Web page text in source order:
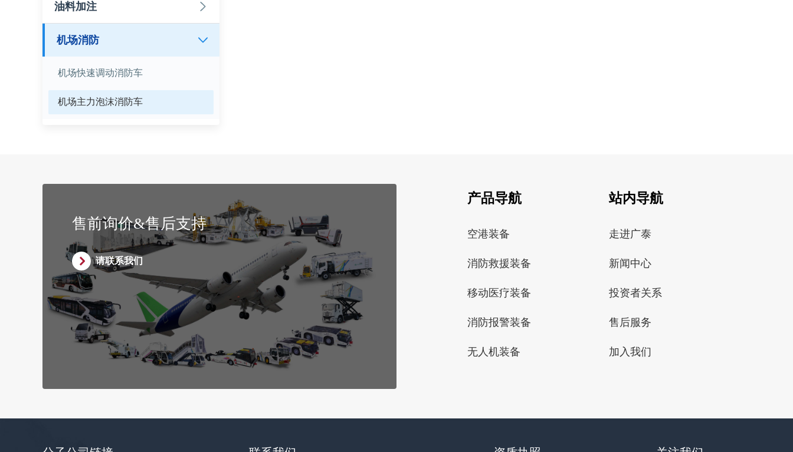
油料加注
机场消防
机场快速调动消防车
机场主力泡沫消防车
售前询价&售后支持
请联系我们
产品导航
空港装备
消防救援装备
移动医疗装备
消防报警装备
无人机装备
站内导航
走进广泰
新闻中心
投资者关系
售后服务
加入我们